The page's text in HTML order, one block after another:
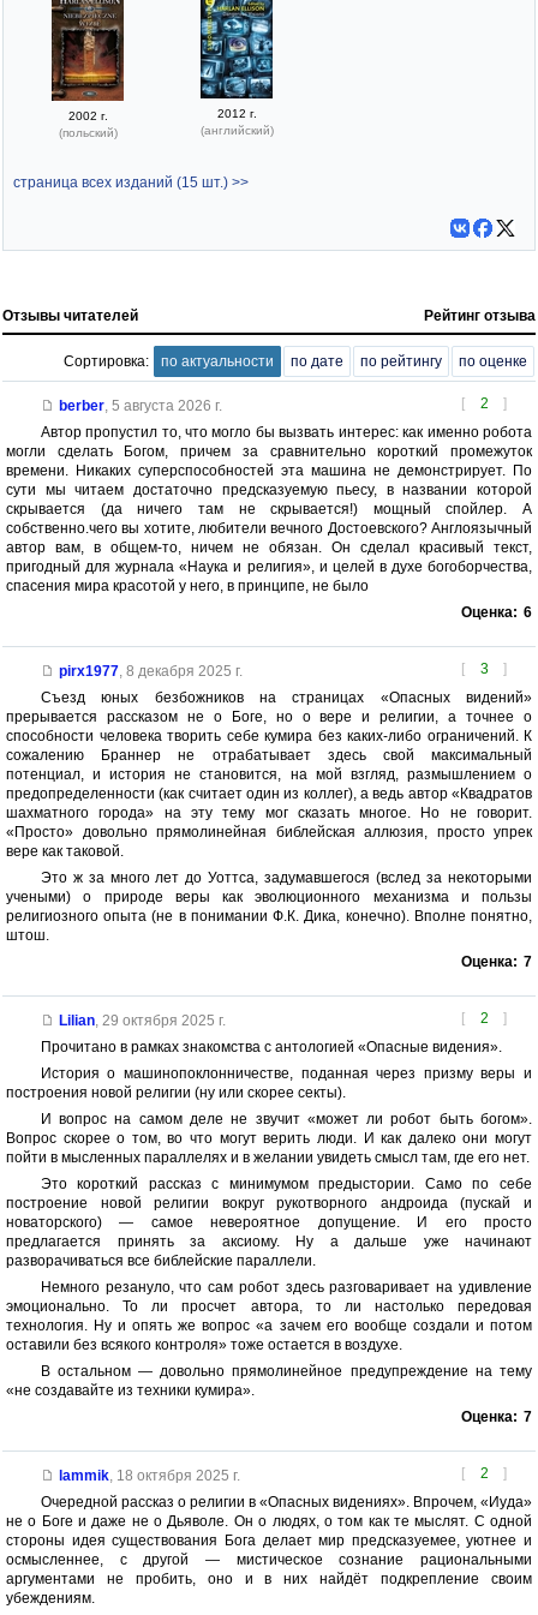
2002 г.
(польский)
2012 г.
(английский)
страница всех изданий (15 шт.) >>
Отзывы читателей Рейтинг отзыва
Сортировка: по актуальности по дате по рейтингу по оценке
[ 2 ]
berber, 5 августа 2026 г.
Автор пропустил то, что могло бы вызвать интерес: как именно робота
могли сделать Богом, причем за сравнительно короткий промежуток
времени. Никаких суперспособностей эта машина не демонстрирует. По
сути мы читаем достаточно предсказуемую пьесу, в названии которой
скрывается (да ничего там не скрывается!) мощный спойлер. А
собственно.чего вы хотите, любители вечного Достоевского? Англоязычный
автор вам, в общем-то, ничем не обязан. Он сделал красивый текст,
пригодный для журнала «Наука и религия», и целей в духе богоборчества,
спасения мира красотой у него, в принципе, не было
Оценка: 6
[ 3 ]
pirx1977, 8 декабря 2025 г.
Съезд юных безбожников на страницах «Опасных видений»
прерывается рассказом не о Боге, но о вере и религии, а точнее о
способности человека творить себе кумира без каких-либо ограничений. К
сожалению Браннер не отрабатывает здесь свой максимальный
потенциал, и история не становится, на мой взгляд, размышлением о
предопределенности (как считает один из коллег), а ведь автор «Квадратов
шахматного города» на эту тему мог сказать многое. Но не говорит.
«Просто» довольно прямолинейная библейская аллюзия, просто упрек
вере как таковой.
Это ж за много лет до Уоттса, задумавшегося (вслед за некоторыми
учеными) о природе веры как эволюционного механизма и пользы
религиозного опыта (не в понимании Ф.К. Дика, конечно). Вполне понятно,
штош.
Оценка: 7
[ 2 ]
Lilian, 29 октября 2025 г.
Прочитано в рамках знакомства с антологией «Опасные видения».
История о машинопоклонничестве, поданная через призму веры и
построения новой религии (ну или скорее секты).
И вопрос на самом деле не звучит «может ли робот быть богом».
Вопрос скорее о том, во что могут верить люди. И как далеко они могут
пойти в мысленных параллелях и в желании увидеть смысл там, где его нет.
Это короткий рассказ с минимумом предыстории. Само по себе
построение новой религии вокруг рукотворного андроида (пускай и
новаторского) — самое невероятное допущение. И его просто
предлагается принять за аксиому. Ну а дальше уже начинают
разворачиваться все библейские параллели.
Немного резануло, что сам робот здесь разговаривает на удивление
эмоционально. То ли просчет автора, то ли настолько передовая
технология. Ну и опять же вопрос «а зачем его вообще создали и потом
оставили без всякого контроля» тоже остается в воздухе.
В остальном — довольно прямолинейное предупреждение на тему
«не создавайте из техники кумира».
Оценка: 7
[ 2 ]
lammik, 18 октября 2025 г.
Очередной рассказ о религии в «Опасных видениях». Впрочем, «Иуда»
не о Боге и даже не о Дьяволе. Он о людях, о том как те мыслят. С одной
стороны идея существования Бога делает мир предсказуемее, уютнее и
осмысленнее, с другой — мистическое сознание рациональными
аргументами не пробить, оно и в них найдёт подкрепление своим
убеждениям.